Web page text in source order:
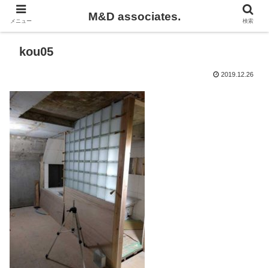
kou05
2019.12.26
メニュー M&D associates. 検索